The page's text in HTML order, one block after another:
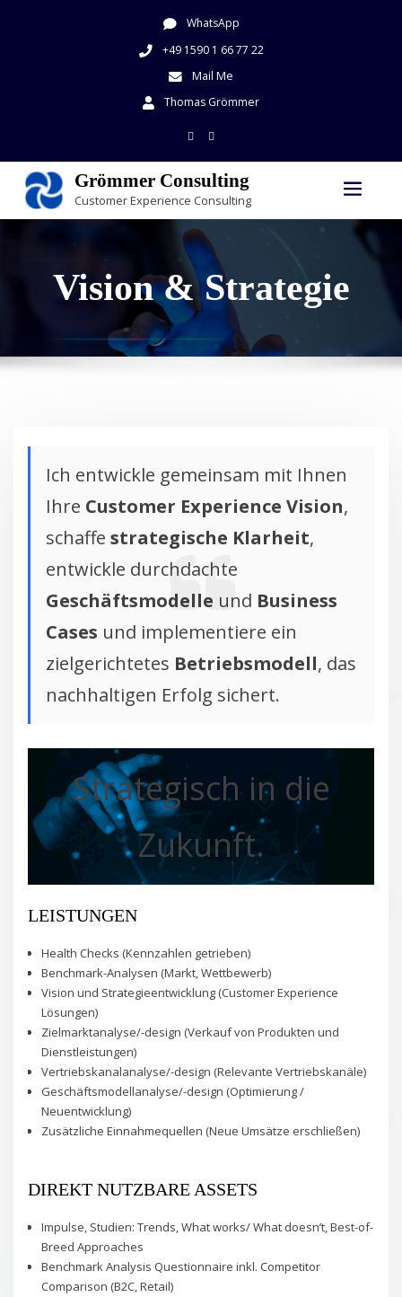
WhatsApp
+49 1590 1 66 77 22
Mail Me
Thomas Grömmer
Grömmer Consulting
Customer Experience Consulting
Vision & Strategie
Ich entwickle gemeinsam mit Ihnen
Ihre Customer Experience Vision,
schaffe strategische Klarheit,
entwickle durchdachte
Geschäftsmodelle und Business
Cases und implementiere ein
zielgerichtetes Betriebsmodell, das
nachhaltigen Erfolg sichert.
Strategisch in die
Zukunft.
LEISTUNGEN
Health Checks (Kennzahlen getrieben)
Benchmark-Analysen (Markt, Wettbewerb)
Vision und Strategieentwicklung (Customer Experience
Lösungen)
Zielmarktanalyse/-design (Verkauf von Produkten und
Dienstleistungen)
Vertriebskanalanalyse/-design (Relevante Vertriebskanäle)
Geschäftsmodellanalyse/-design (Optimierung /
Neuentwicklung)
Zusätzliche Einnahmequellen (Neue Umsätze erschließen)
DIREKT NUTZBARE ASSETS
Impulse, Studien: Trends, What works/ What doesn’t, Best-of-
Breed Approaches
Benchmark Analysis Questionnaire inkl. Competitor
Comparison (B2C, Retail)